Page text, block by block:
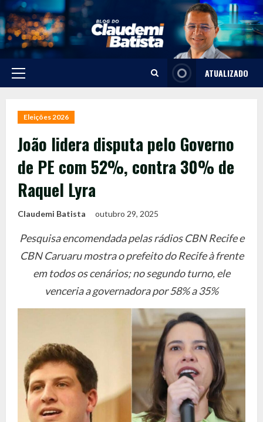
Skip
to
content
Primary
ATUALIZADO
Eleições 2026
João lidera disputa pelo Governo
de PE com 52%, contra 30% de
Raquel Lyra
Claudemi Batista outubro 29, 2025
Pesquisa encomendada pelas rádios CBN Recife e
CBN Caruaru mostra o prefeito do Recife à frente
em todos os cenários; no segundo turno, ele
venceria a governadora por 58% a 35%